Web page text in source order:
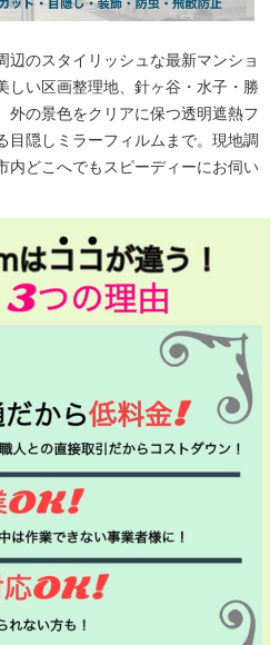
のスタイリッシュな最新マンショ
しい区画整理地、針ヶ谷・水子・勝
外の景色をクリアに保つ透明遮熱フ
目隠しミラーフィルムまで。現地調
内どこへでもスピーディーにお伺い